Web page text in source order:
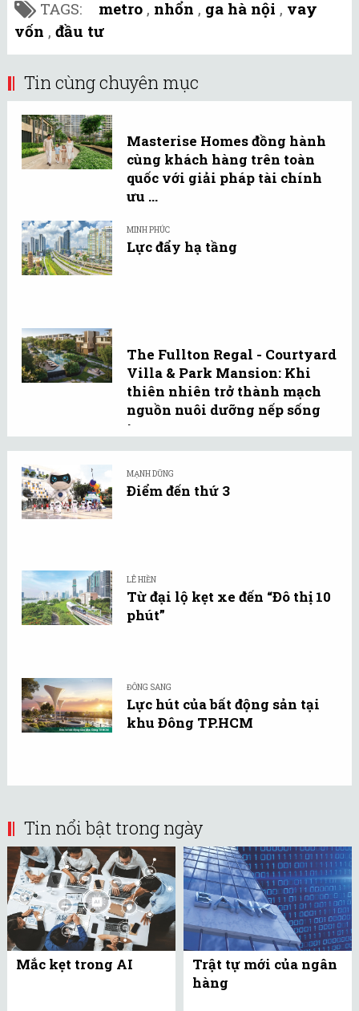
TAGS: metro , nhổn , ga hà nội , vay
vốn , đầu tư
Tin cùng chuyên mục
Masterise Homes đồng hành
cùng khách hàng trên toàn
quốc với giải pháp tài chính
ưu ...
MINH PHÚC
Lực đẩy hạ tầng
The Fullton Regal - Courtyard
Villa & Park Mansion: Khi
thiên nhiên trở thành mạch
nguồn nuôi dưỡng nếp sống
tự ...
MẠNH DŨNG
Điểm đến thứ 3
LÊ HIỀN
Từ đại lộ kẹt xe đến “Đô thị 10
phút”
ĐÔNG SANG
Lực hút của bất động sản tại
khu Đông TP.HCM
Tin nổi bật trong ngày
Mắc kẹt trong AI
Trật tự mới của ngân
hàng